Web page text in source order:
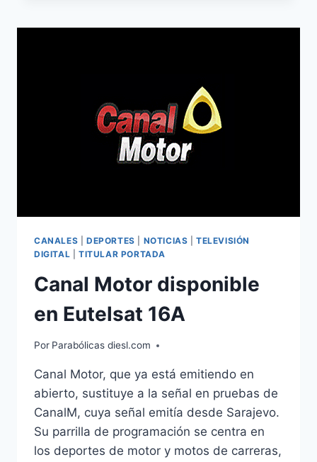
EN
CANALES DEPORTES NOTICIAS |TELEVISIÓN
DIGITAL
TITULAR PORTADA
Canal Motor disponible
en Eutelsat 16A
Por Parabólicas diesl.com
Canal Motor, que ya está emitiendo en
abierto, sustituye a la señal en pruebas de
CanalM, cuya señal emitía desde Sarajevo.
Su parrilla de programación se centra en
los deportes de motor y motos de carreras,